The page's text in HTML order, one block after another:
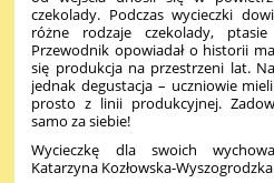
czekolady. Podczas wycieczki
różne rodzaje czekolady,
Przewodnik opowiadał o historii
się produkcja na przestrzeni lat.
jednak degustacja – uczniowie
prosto z linii produkcyjnej.
samo za siebie!
Wycieczkę dla swoich
Katarzyna Kozłowska-